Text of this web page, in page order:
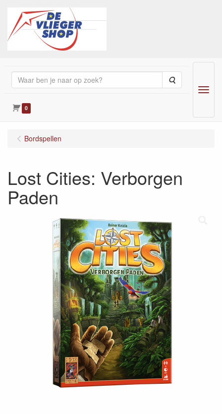
Zoeken
0
Menu
Bordspellen
Lost Cities: Verborgen
Paden